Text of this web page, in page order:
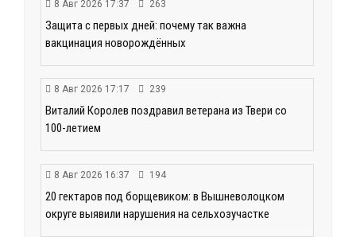
8 Авг 2026 17:37 263
Защита с первых дней: почему так важна
вакцинация новорождённых
8 Авг 2026 17:17 239
Виталий Королев поздравил ветерана из Твери со
100-летием
8 Авг 2026 16:37 194
20 гектаров под борщевиком: в Вышневолоцком
округе выявили нарушения на сельхозучастке